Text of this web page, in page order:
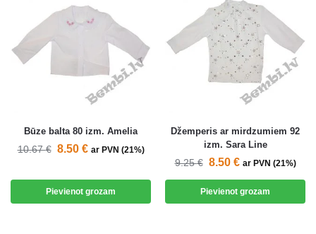
Būze balta 80 izm. Amelia
10.67€ 8.50 € ar PVN (21%)
Pievienot grozam
Džemperis ar mirdzumiem 92
izm. Sara Line
9.25€ 8.50 € ar PVN (21%)
Pievienot grozam